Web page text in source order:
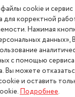
Условия возврата
на сайте?
магазин "АстМаркет". У
cookie и сервис
для корректной
Нажимая
данных»,
с помощью сервиса
Вы можете
и оставить
Подробнее.